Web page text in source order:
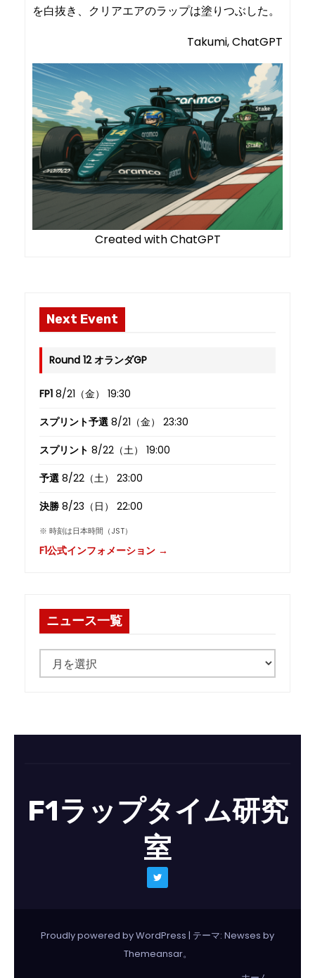
を白抜き、クリアエアのラップは塗りつぶした。
Takumi, ChatGPT
Created with ChatGPT
Next Event
Round 12 オランダGP
FP1 8/21（金） 19:30
スプリント予選 8/21（金） 23:30
スプリント 8/22（土） 19:00
予選 8/22（土） 23:00
決勝 8/23（日） 22:00
※ 時刻は日本時間（JST）
F1公式インフォメーション →
ニュース一覧
ュ
一
F1ラップタイム研究
室
Proudly powered by WordPress | テーマ: Newses by
Themeansar。